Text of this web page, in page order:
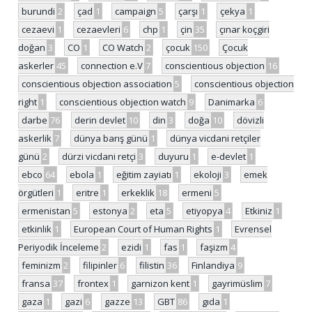
burundi 2 çad 1 campaign 5 çarşı 1 çekya 1
cezaevi 1 cezaevleri 6 chp 1 çin 35
çınar koçgiri
doğan 3 CO 1 CO Watch 2 çocuk 150
Çocuk
askerler 45 connection e.V 7 conscientious objection 16
conscientious objection association 5
conscientious objection
right 1 conscientious objection watch 9 Danimarka 6
darbe 76 derin devlet 10 din 3 doğa 10
dövizli
askerlik 7 dünya barış günü 1
dünya vicdani retçiler
günü 2 dürzi vicdani retçi 3 duyuru 1 e-devlet 1
ebco 64 ebola 1 eğitim zayiatı 1 ekoloji 3
emek
örgütleri 1 eritre 1 erkeklik 18 ermeni 5
ermenistan 5 estonya 2 eta 5 etiyopya 4 Etkiniz 1
etkinlik 1 European Court of Human Rights 1
Evrensel
Periyodik İnceleme 2 ezidi 1 fas 1 faşizm 4
feminizm 2 filipinler 6 filistin 36 Finlandiya 9
fransa 37 frontex 1 garnizon kent 1 gayrimüslim 7
gaza 1 gazi 6 gazze 13 GBT 86 gıda 1